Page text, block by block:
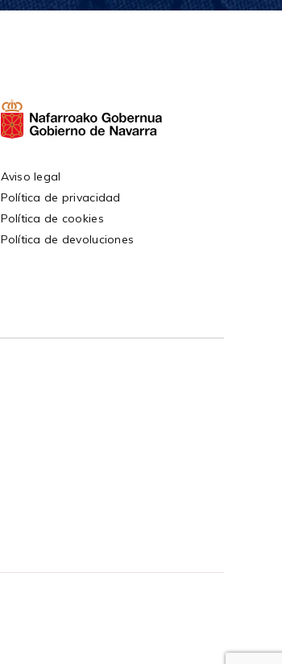
Aviso legal
Política de privacidad
Política de cookies
Política de devoluciones